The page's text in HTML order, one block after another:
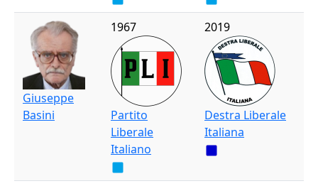
Giuseppe
Basini
1967
Partito
Liberale
Italiano
2019
Destra Liberale
Italiana